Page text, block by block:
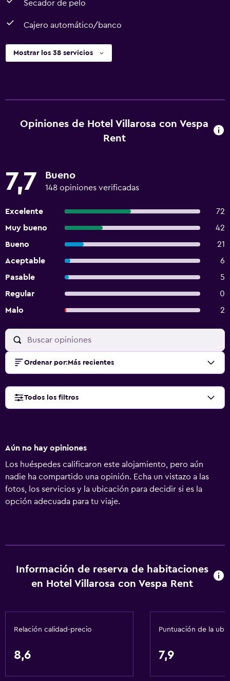
Secador de pelo
Cajero automático/banco
Mostrar los 38 servicios
Opiniones de Hotel Villarosa con Vespa
Rent
7,7 Bueno
148 opiniones verificadas
Excelente
72
Muy bueno
42
Bueno
21
Aceptable
6
Pasable
5
Regular
0
Malo
2
Ordenar por: Más recientes
Todos los filtros
Aún no hay opiniones
Los huéspedes calificaron este alojamiento, pero aún
nadie ha compartido una opinión. Echa un vistazo a las
fotos, los servicios y la ubicación para decidir si es la
opción adecuada para tu viaje.
Información de reserva de habitaciones
en Hotel Villarosa con Vespa Rent
Relación calidad-precio
8,6
Puntuación de la
7,9